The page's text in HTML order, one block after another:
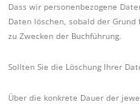
Dass wir personenbezogene
Daten löschen, sobald der
zu Zwecken der Buchführung.
Sollten Sie die Löschung Ihrer
Über die konkrete Dauer der